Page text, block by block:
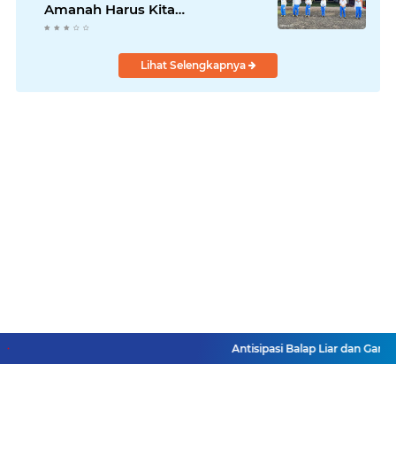
Amanah Harus Kita
Laksanakan!
Lihat Selengkapnya
Antisipasi Balap Liar dan